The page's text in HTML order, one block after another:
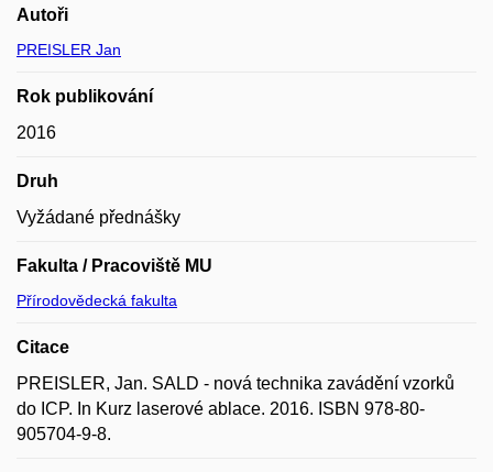
Autoři
PREISLER Jan
Rok publikování
2016
Druh
Vyžádané přednášky
Fakulta / Pracoviště MU
Přírodovědecká fakulta
Citace
PREISLER, Jan. SALD - nová technika zavádění­ vzorků
do ICP. In Kurz laserové ablace. 2016. ISBN 978-80-
905704-9-8.